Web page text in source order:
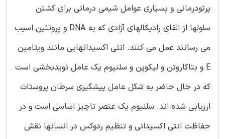
پرتودرمانی و بسیاری عوامل شیمی درمانی برای کشتن
سلولها از القای رادیکالهای آزادی که به DNA و پروتئین اسیب
می رسانند عمل می کنند. انتی اکسیدانهایی مانند ویتامین
E و بتاکاروتن و لیکوپن و سلنیوم یک عامل نویدبخشی است
که در حال حاضر به شکل عامل پیشگیری سرطان پروستات
ارزیابی شده اند. سلنیوم یک عنصر ناچیز اساسی است و در
حفاظت انتی اکسیدانی و تنظیم ردوکس در انسانها نقش